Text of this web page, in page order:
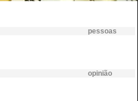
pessoas
opinião